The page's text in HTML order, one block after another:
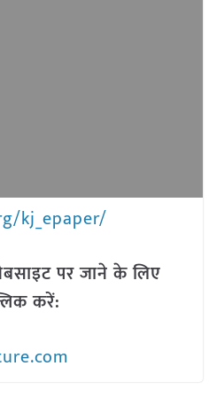
kj_epaper/
पर जाने के लिए
करें: